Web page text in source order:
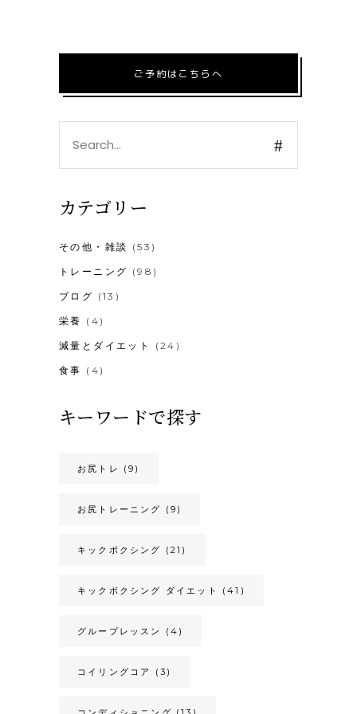
ご予約はこちらへ
for:
カテゴリー
その他・雑談 (53)
トレーニング (98)
ブログ (13)
栄養 (4)
減量とダイエット (24)
食事 (4)
キーワードで探す
お尻トレ (9)
お尻トレーニング (9)
キックボクシング (21)
キックボクシング ダイエット (41)
グループレッスン (4)
コイリングコア (3)